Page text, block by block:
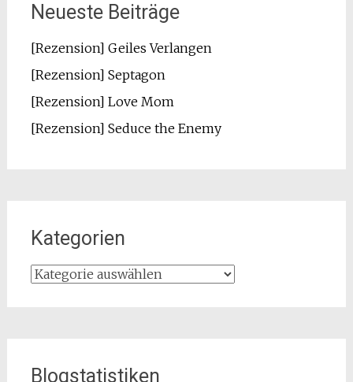
Neueste Beiträge
[Rezension] Geiles Verlangen
[Rezension] Septagon
[Rezension] Love Mom
[Rezension] Seduce the Enemy
Kategorien
Kategorien
Blogstatistiken